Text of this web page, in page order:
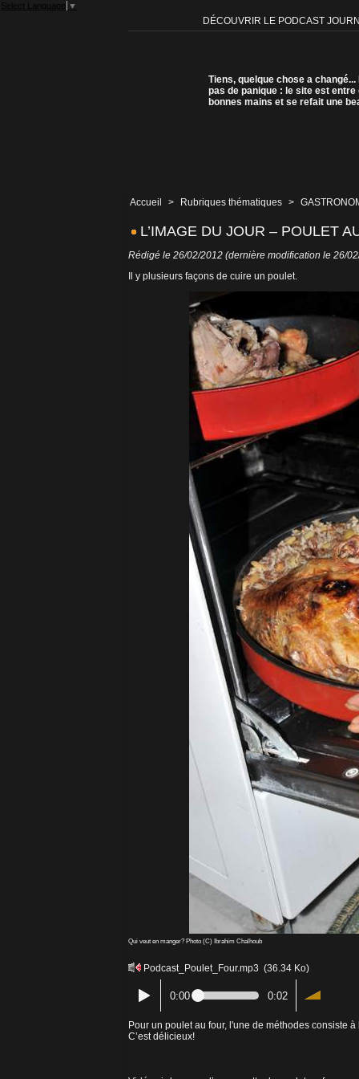
Select Language ▼
DÉCOUVRIR LE PODCAST
Tiens, quelque chose a changé...
pas de panique : le site est entre
bonnes mains et se refait une
Accueil > Rubriques thématiques >
L’IMAGE DU JOUR – POULET
Rédigé le 26/02/2012 (dernière modification le 26/
Il y plusieurs façons de cuire un poulet.
Qui veut en manger? Photo (C) Ibrahim Chalhoub
Podcast_Poulet_Four.mp3 (36.34 Ko)
0:00 0:02
Pour un poulet au four, l'une de méthodes consiste
C’est délicieux!